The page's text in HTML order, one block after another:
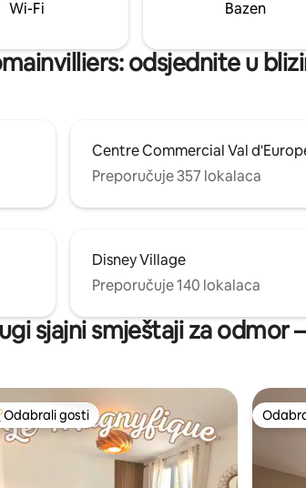
Wi-Fi Bazen
odsjednite u
Centre Commercial Val
Preporučuje 357 lokalaca
Disney Village
Preporučuje 140 lokalaca
sjajni smještaji za odmor
najviše rangiranima s oznakom „Odabrali
Odabrali gosti